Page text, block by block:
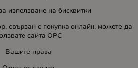
използване на бисквитки
свързан с покупка онлайн, можете да
сайта ОРС
Вашите права